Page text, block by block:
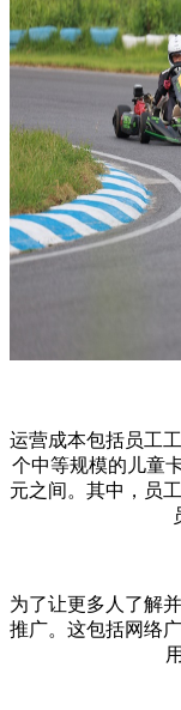
运营成本包括员工
个中等规模的儿童
元之间。其中，员
为了让更多人了解
推广。这包括网络